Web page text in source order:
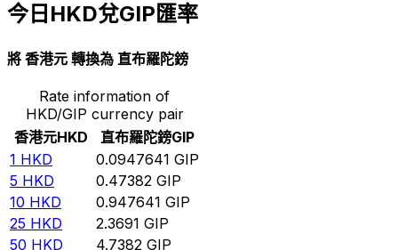
今日HKD兌GIP匯率
將 香港元 轉換為 直布羅陀鎊
Rate information of
HKD/GIP currency pair
香港元HKD 直布羅陀鎊GIP
1 HKD 0.0947641 GIP
5 HKD 0.47382 GIP
10 HKD 0.947641 GIP
25 HKD 2.3691 GIP
50 HKD 4.7382 GIP